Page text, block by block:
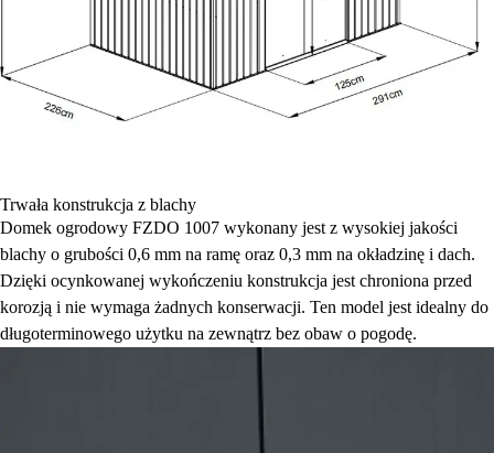
Trwała konstrukcja z blachy
Domek ogrodowy FZDO 1007 wykonany jest z wysokiej jakości
blachy o grubości 0,6 mm na ramę oraz 0,3 mm na okładzinę i dach.
Dzięki ocynkowanej wykończeniu konstrukcja jest chroniona przed
korozją i nie wymaga żadnych konserwacji. Ten model jest idealny do
długoterminowego użytku na zewnątrz bez obaw o pogodę.